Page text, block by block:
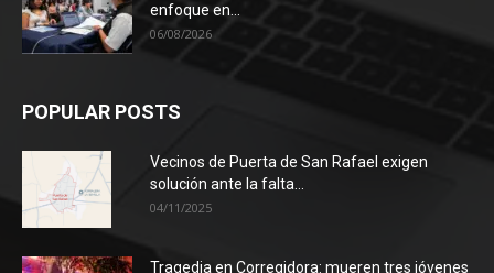
enfoque en...
06/08/2026
POPULAR POSTS
Vecinos de Puerta de San Rafael exigen
solución ante la falta...
04/11/2025
Tragedia en Corregidora: mueren tres jóvenes